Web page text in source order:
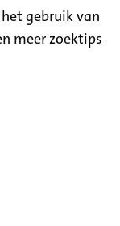
gebruik van
meer zoektips